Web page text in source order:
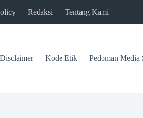
Redaksi Tentang Kami
Disclaimer Kode Etik Pedoman Media